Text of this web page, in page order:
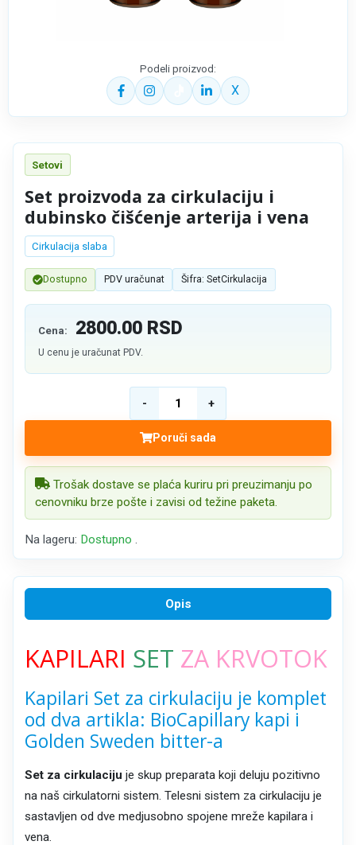
Podeli proizvod:
X
Setovi
Set proizvoda za cirkulaciju i
dubinsko čišćenje arterija i vena
Cirkulacija slaba
Dostupno PDV uračunat Šifra: SetCirkulacija
Cena: 2800.00RSD
U cenu je uračunat PDV.
Poruči sada
Trošak dostave se plaća kuriru pri preuzimanju po
cenovniku brze pošte i zavisi od težine paketa.
Na lageru: Dostupno
Opis
KAPILARI SET ZA KRVOTOK
Kapilari Set za cirkulaciju je komplet
od dva artikla: BioCapillary kapi i
Golden Sweden bitter-a
Set za cirkulaciju je skup preparata koji deluju pozitivno
na naš cirkulatorni sistem. Telesni sistem za cirkulaciju je
sastavljen od dve medjusobno spojene mreže kapilara i
vena.